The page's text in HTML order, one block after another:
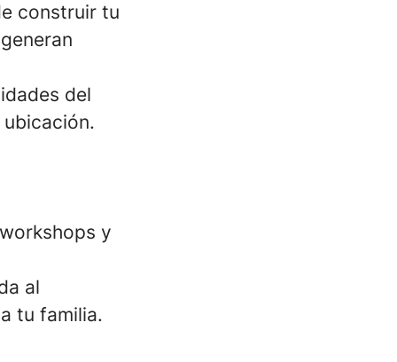
construir tu
del
y
al
tu familia.